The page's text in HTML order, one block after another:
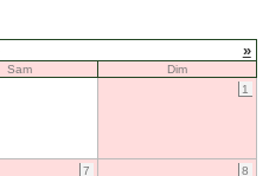
»
Sam
Dim
1
7 8